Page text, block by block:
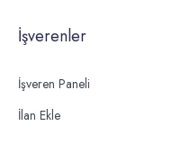
İşverenler
İşveren Paneli
İlan Ekle